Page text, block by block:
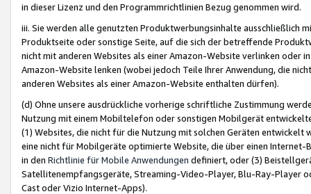
in dieser Lizenz und den Programmrichtlinien Bezug genommen wird.
iii. Sie werden alle genutzten Produktwerbungsinhalte ausschließlich
Produktseite oder sonstige Seite, auf die sich der betreffende
nicht mit anderen Websites als einer Amazon-Website verlinken oder
Amazon-Website lenken (wobei jedoch Teile Ihrer Anwendung, die
anderen Websites als einer Amazon-Website enthalten dürfen).
(d) Ohne unsere ausdrückliche vorherige schriftliche Zustimmung
Nutzung mit einem Mobiltelefon oder sonstigen Mobilgerät
(1) Websites, die nicht für die Nutzung mit solchen Geräten
eine nicht für Mobilgeräte optimierte Website, die über einen
in den Richtlinie für Mobile Anwendungen definiert, oder (3)
Satellitenempfangsgeräte, Streaming-Video-Player, Blu-Ray-Player
Cast oder Vizio Internet-Apps).